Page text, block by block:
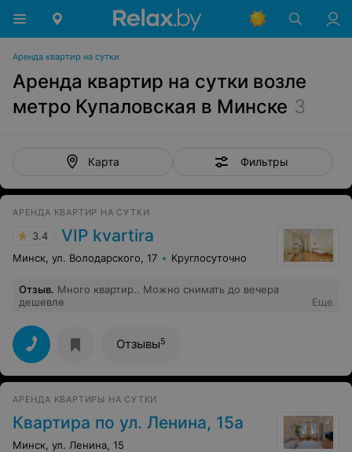
Аренда квартир на сутки
Аренда квартир на сутки возле
метро Купаловская в Минске 3
Карта Фильтры
АРЕНДА КВАРТИР НА СУТКИ
3.4 VIP kvartira
Минск, ул. Володарского, 17 Круглосуточно
Отзыв. Много квартир.. Можно снимать до вечера
дешевле
Еще
Отзывы5
АРЕНДА КВАРТИРЫ НА СУТКИ
Квартира по ул. Ленина, 15а
Минск, ул. Ленина, 15